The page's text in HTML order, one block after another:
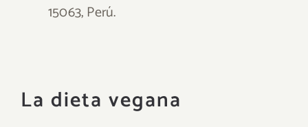
15063, Perú.
La dieta vegana